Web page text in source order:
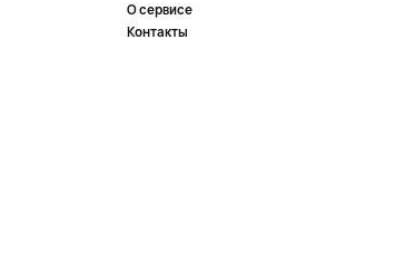
О сервисе
Контакты